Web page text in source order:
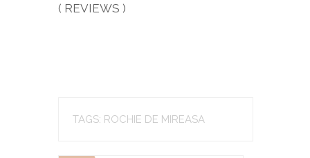
( REVIEWS )
TAGS: ROCHIE DE MIREASA